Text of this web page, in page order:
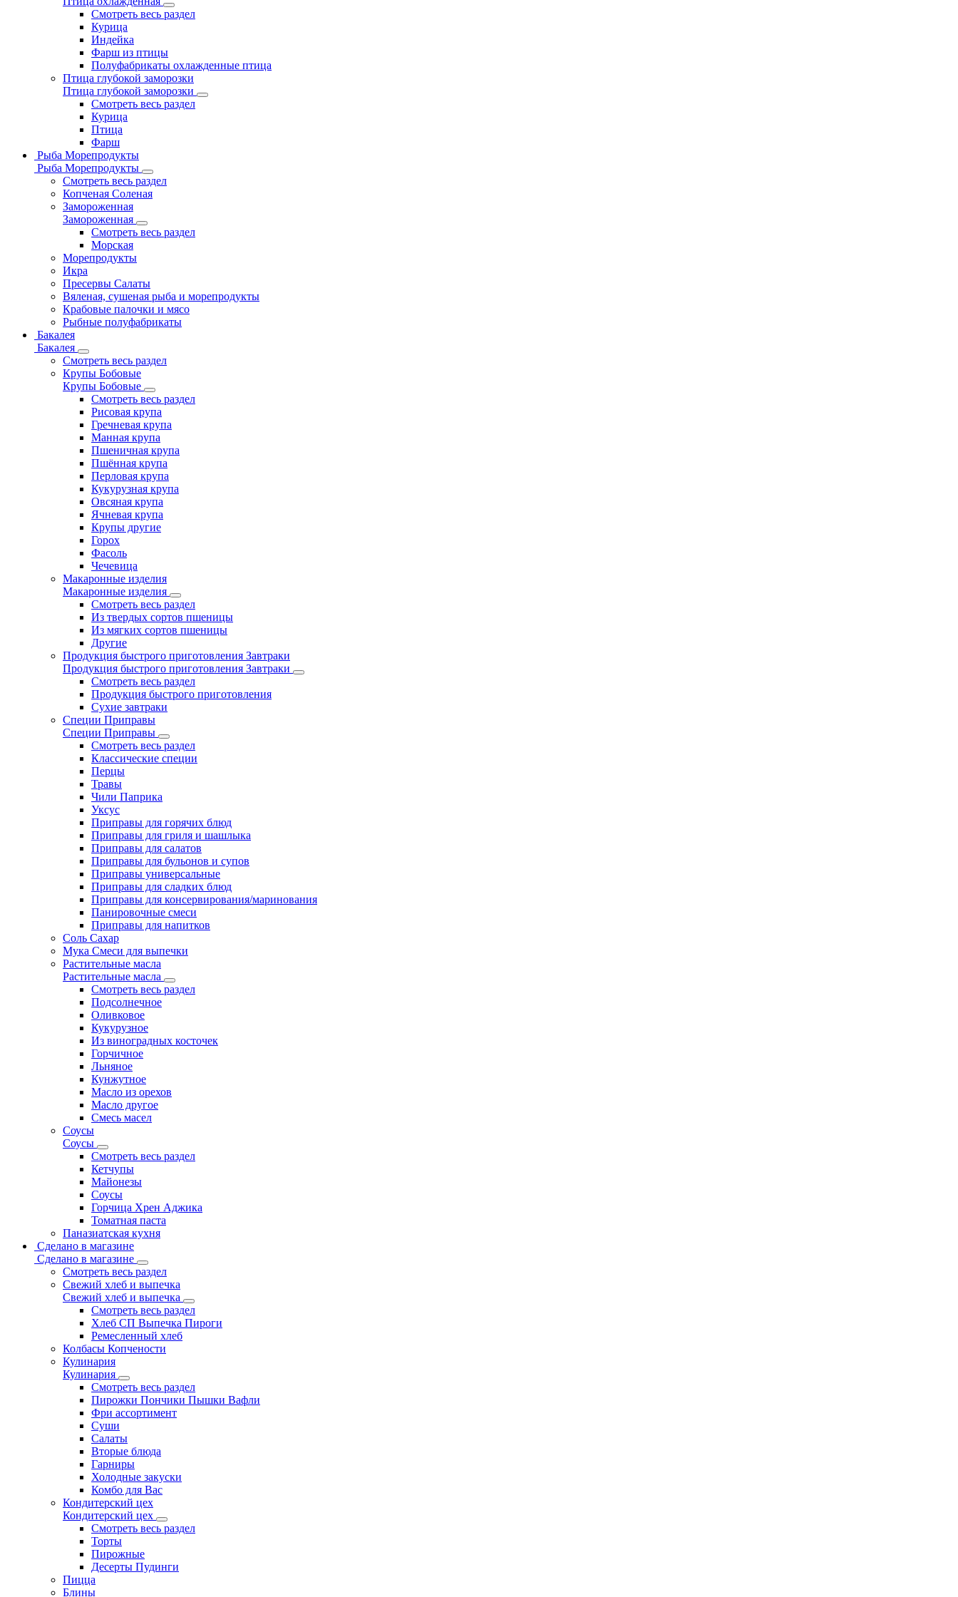
Смотреть весь раздел
Курица
Индейка
Фарш из птицы
Полуфабрикаты охлажденные птица
Птица глубокой заморозки
Птица глубокой заморозки
Смотреть весь раздел
Курица
Птица
Фарш
Рыба Морепродукты
Рыба Морепродукты
Смотреть весь раздел
Копченая Соленая
Замороженная
Замороженная
Смотреть весь раздел
Морская
Морепродукты
Икра
Пресервы Салаты
Вяленая, сушеная рыба и морепродукты
Крабовые палочки и мясо
Рыбные полуфабрикаты
Бакалея
Бакалея
Смотреть весь раздел
Крупы Бобовые
Крупы Бобовые
Смотреть весь раздел
Рисовая крупа
Гречневая крупа
Манная крупа
Пшеничная крупа
Пшённая крупа
Перловая крупа
Кукурузная крупа
Овсяная крупа
Ячневая крупа
Крупы другие
Горох
Фасоль
Чечевица
Макаронные изделия
Макаронные изделия
Смотреть весь раздел
Из твердых сортов пшеницы
Из мягких сортов пшеницы
Другие
Продукция быстрого приготовления Завтраки
Продукция быстрого приготовления Завтраки
Смотреть весь раздел
Продукция быстрого приготовления
Сухие завтраки
Специи Приправы
Специи Приправы
Смотреть весь раздел
Классические специи
Перцы
Травы
Чили Паприка
Уксус
Приправы для горячих блюд
Приправы для гриля и шашлыка
Приправы для салатов
Приправы для бульонов и супов
Приправы универсальные
Приправы для сладких блюд
Приправы для консервирования/маринования
Панировочные смеси
Приправы для напитков
Соль Сахар
Мука Смеси для выпечки
Растительные масла
Растительные масла
Смотреть весь раздел
Подсолнечное
Оливковое
Кукурузное
Из виноградных косточек
Горчичное
Льняное
Кунжутное
Масло из орехов
Масло другое
Смесь масел
Соусы
Соусы
Смотреть весь раздел
Кетчупы
Майонезы
Соусы
Горчица Хрен Аджика
Томатная паста
Паназиатская кухня
Сделано в магазине
Сделано в магазине
Смотреть весь раздел
Свежий хлеб и выпечка
Свежий хлеб и выпечка
Смотреть весь раздел
Хлеб СП Выпечка Пироги
Ремесленный хлеб
Колбасы Копчености
Кулинария
Кулинария
Смотреть весь раздел
Пирожки Пончики Пышки Вафли
Фри ассортимент
Суши
Салаты
Вторые блюда
Гарниры
Холодные закуски
Комбо для Вас
Кондитерский цех
Кондитерский цех
Смотреть весь раздел
Торты
Пирожные
Десерты Пудинги
Пицца
Блины